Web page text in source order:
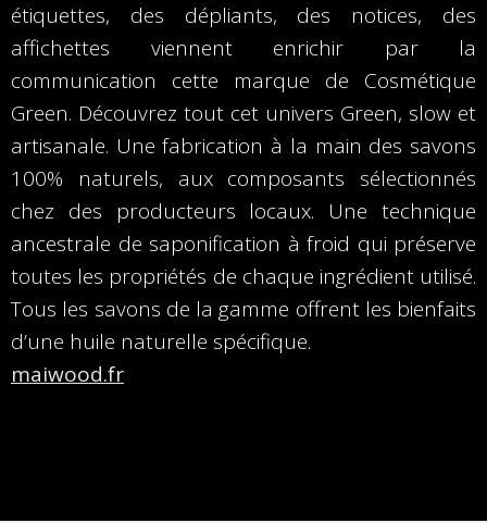
étiquettes, des dépliants, des notices, des
affichettes viennent enrichir par la
communication cette marque de Cosmétique
Green. Découvrez tout cet univers Green, slow et
artisanale. Une fabrication à la main des savons
100% naturels, aux composants sélectionnés
chez des producteurs locaux. Une technique
ancestrale de saponification à froid qui préserve
toutes les propriétés de chaque ingrédient utilisé.
Tous les savons de la gamme offrent les bienfaits
maiwood.fr